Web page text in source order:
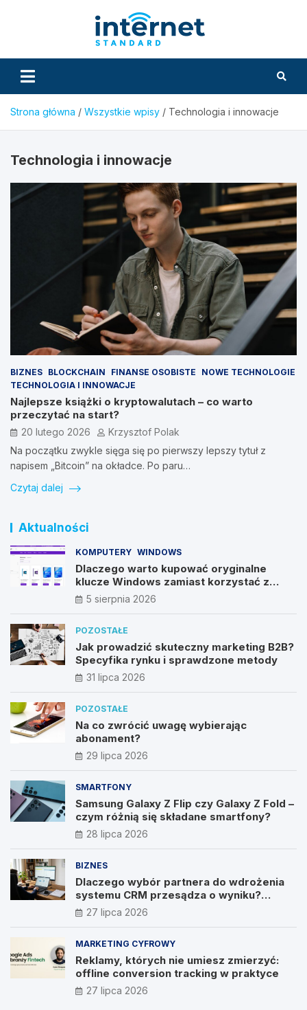
Strona główna Wszystkie wpisy Technologia i innowacje
Technologia i innowacje
BIZNES BLOCKCHAIN FINANSE OSOBISTE
NOWE TECHNOLOGIE
TECHNOLOGIA I INNOWACJE
Najlepsze książki o kryptowalutach – co warto
przeczytać na start?
20 lutego 2026
Krzysztof Polak
Na początku zwykle sięga się po pierwszy lepszy tytuł z
napisem „Bitcoin” na okładce. Po paru…
Czytaj dalej
Aktualności
KOMPUTERY WINDOWS
Dlaczego warto kupować oryginalne
klucze Windows zamiast korzystać z
nieautoryzowanych źródeł?
5 sierpnia 2026
POZOSTAŁE
Jak prowadzić skuteczny marketing B2B?
Specyfika rynku i sprawdzone metody
31 lipca 2026
POZOSTAŁE
Na co zwrócić uwagę wybierając
abonament?
29 lipca 2026
SMARTFONY
Samsung Galaxy Z Flip czy Galaxy Z Fold –
czym różnią się składane smartfony?
28 lipca 2026
BIZNES
Dlaczego wybór partnera do wdrożenia
systemu CRM przesądza o wyniku?
Wywiad z Pawłem Prymakowskim, CEO IT
Vision
27 lipca 2026
MARKETING CYFROWY
Reklamy, których nie umiesz zmierzyć:
offline conversion tracking w praktyce
27 lipca 2026